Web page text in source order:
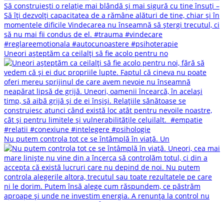
Uneori așteptăm ca ceilalți să fie acolo pentru no
Nu putem controla tot ce se întâmplă în viață. Un